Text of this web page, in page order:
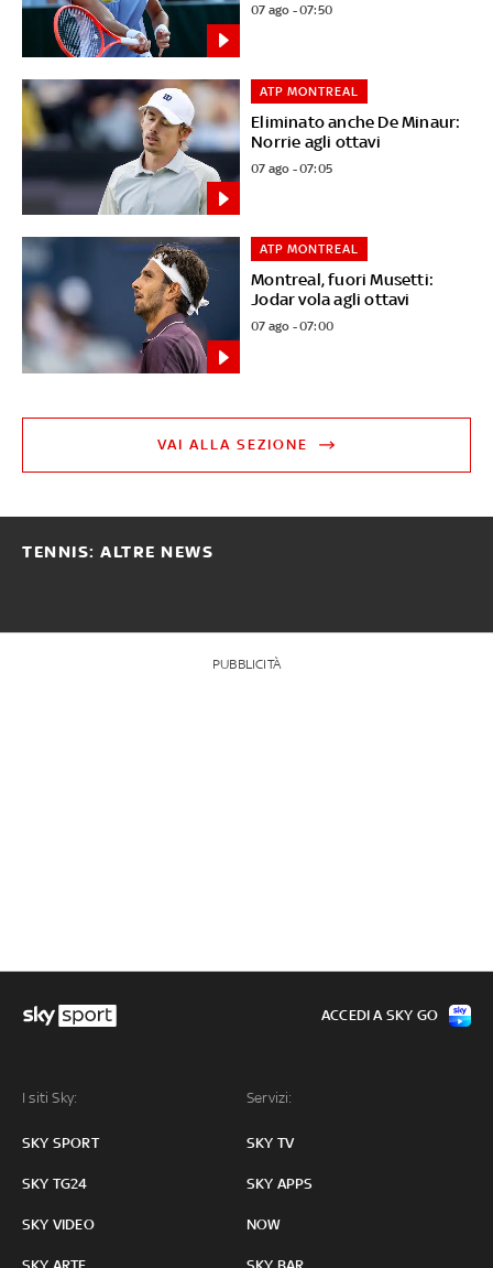
07 ago - 07:50
Eliminato anche De Minaur:
Norrie agli ottavi
ATP MONTREAL
07 ago - 07:05
Montreal, fuori Musetti:
Jodar vola agli ottavi
ATP MONTREAL
07 ago - 07:00
VAI ALLA SEZIONE
TENNIS: ALTRE NEWS
PUBBLICITÀ
I siti Sky:
SKY SPORT
SKY TG24
SKY VIDEO
Servizi:
SKY TV
SKY APPS
NOW
ACCEDI A SKY GO